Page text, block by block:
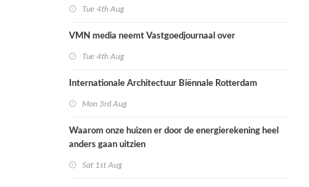
Tue 4th Aug
VMN media neemt Vastgoedjournaal over
Tue 4th Aug
Internationale Architectuur Biënnale Rotterdam
Mon 3rd Aug
Waarom onze huizen er door de energierekening heel
anders gaan uitzien
Sat 1st Aug